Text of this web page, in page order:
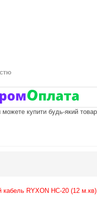
можете купити будь-який
кабель RYXON HC-20 (12